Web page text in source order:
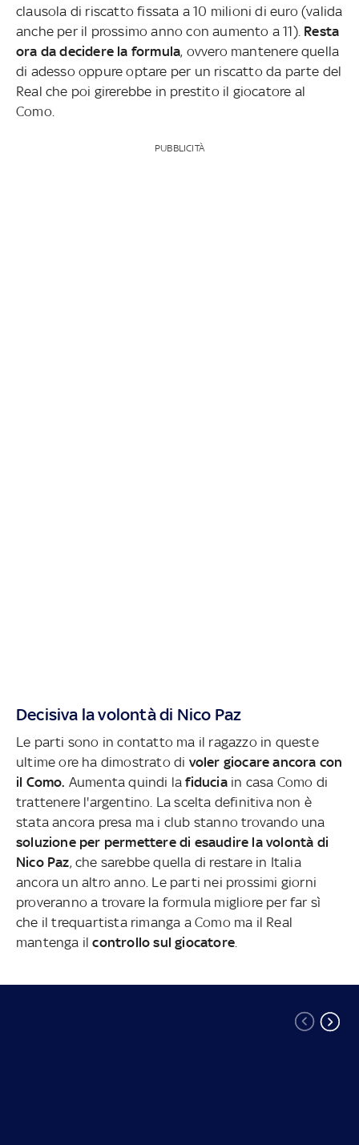
clausola di riscatto fissata a 10 milioni di euro (valida
anche per il prossimo anno con aumento a 11). Resta
ora da decidere la formula, ovvero mantenere quella
di adesso oppure optare per un riscatto da parte del
Real che poi girerebbe in prestito il giocatore al
Como.
PUBBLICITÀ
Decisiva la volontà di Nico Paz
Le parti sono in contatto ma il ragazzo in queste
ultime ore ha dimostrato di voler giocare ancora con
il Como. Aumenta quindi lafiducia in casa Como di
trattenere l'argentino. La scelta definitiva non è
stata ancora presa ma i club stanno trovando una
soluzione per permettere di esaudire la volontà di
Nico Paz, che sarebbe quella di restare in Italia
ancora un altro anno. Le parti nei prossimi giorni
proveranno a trovare la formula migliore per far sì
che il trequartista rimanga a Como ma il Real
mantenga ilcontrollo sul giocatore